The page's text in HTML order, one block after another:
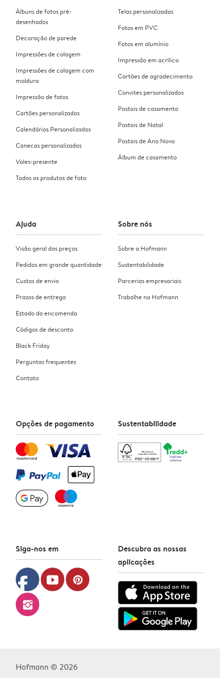
Álbuns de fotos pré-
desenhados
Decoração de parede
Impressões de colagem
Impressões de colagem com
moldura
Impressão de fotos
Cartões personalizados
Calendários Personalizados
Canecas personalizadas
Vales-presente
Todos os produtos de foto
Telas personalizadas
Fotos em PVC
Fotos em alumínio
Impressão em acrílico
Cartões de agradecimento
Convites personalizados
Postais de casamento
Postais de Natal
Postais de Ano Novo
Álbum de casamento
Ajuda
Visão geral dos preços
Pedidos em grande quantidade
Custos de envio
Prazos de entrega
Estado da encomenda
Códigos de desconto
Black Friday
Perguntas frequentes
Contato
Sobre nós
Sobre a Hofmann
Sustentabilidade
Parcerias empresariais
Trabalhe na Hofmann
Opções de pagamento Sustentabilidade
Siga-nos em
facebook youtube pinterest
instagram
Descubra as nossas
aplicações
Hofmann © 2026